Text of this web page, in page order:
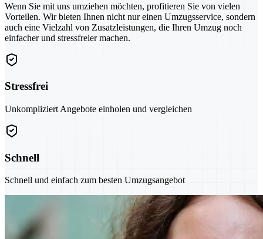
Wenn Sie mit uns umziehen möchten, profitieren Sie von vielen
Vorteilen. Wir bieten Ihnen nicht nur einen Umzugsservice, sondern
auch eine Vielzahl von Zusatzleistungen, die Ihren Umzug noch
einfacher und stressfreier machen.
Stressfrei
Unkompliziert Angebote einholen und vergleichen
Schnell
Schnell und einfach zum besten Umzugsangebot